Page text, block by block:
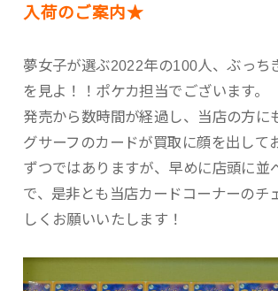
入荷のご案内★
夢女子が選ぶ2022年の100人、ぶっち
を見よ！！ポケカ担当でございます。
発売から数時間が経過し、当店の方に
グサーフのカードが買取に顔を出して
ずつではありますが、早めに店頭に並
で、是非とも当店カードコーナーのチ
しくお願いいたします！